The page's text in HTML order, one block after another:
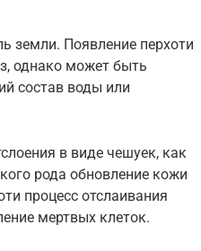
земли. Появление перхоти
однако может быть
состав воды или
в виде чешуек, как
рода обновление кожи
процесс отслаивания
мертвых клеток.